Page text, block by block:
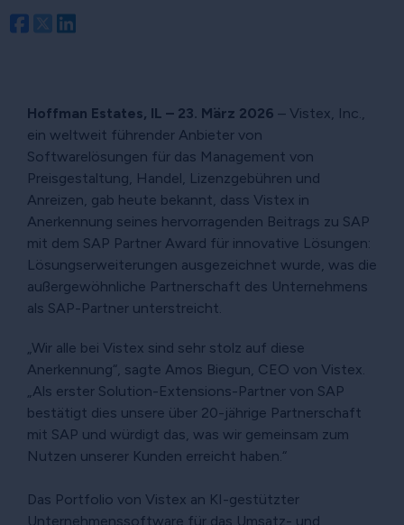
Facebook
Twitter
Hoffman Estates, IL – 23. März 2026 – Vistex, Inc.,
ein weltweit führender Anbieter von
Softwarelösungen für das Management von
Preisgestaltung, Handel, Lizenzgebühren und
Anreizen, gab heute bekannt, dass Vistex in
Anerkennung seines hervorragenden Beitrags zu SAP
mit dem SAP Partner Award für innovative Lösungen:
Lösungserweiterungen ausgezeichnet wurde, was die
außergewöhnliche Partnerschaft des Unternehmens
als SAP-Partner unterstreicht.
„Wir alle bei Vistex sind sehr stolz auf diese
Anerkennung“, sagte Amos Biegun, CEO von Vistex.
„Als erster Solution-Extensions-Partner von SAP
bestätigt dies unsere über 20-jährige Partnerschaft
mit SAP und würdigt das, was wir gemeinsam zum
Nutzen unserer Kunden erreicht haben.“
Das Portfolio von Vistex an KI-gestützter
Unternehmenssoftware für das Umsatz- und